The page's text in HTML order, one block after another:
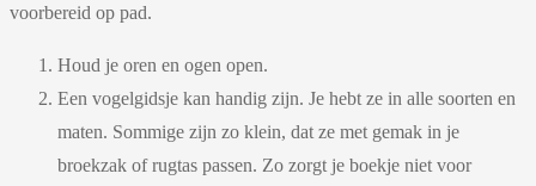
voorbereid op pad.
Houd je oren en ogen open.
Een vogelgidsje kan handig zijn. Je hebt ze in alle soorten en
maten. Sommige zijn zo klein, dat ze met gemak in je
broekzak of rugtas passen. Zo zorgt je boekje niet voor